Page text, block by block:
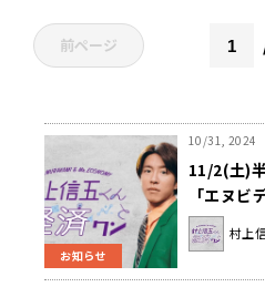
前ページ
お知らせ
10/31, 2024
11/2(土)
「エヌビ
上信五く
村上